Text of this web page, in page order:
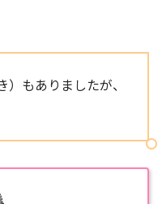
もありましたが、